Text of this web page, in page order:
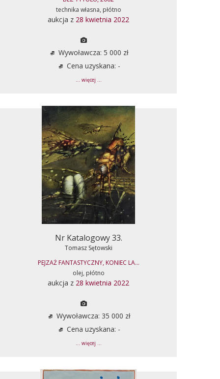
technika własna, płótno
aukcja z 28 kwietnia 2022
Wywoławcza: 5 000 zł
Cena uzyskana: -
... więcej ...
Nr Katalogowy 33.
Tomasz Sętowski
PEJZAŻ FANTASTYCZNY, KONIEC LA...
olej, płótno
aukcja z 28 kwietnia 2022
Wywoławcza: 35 000 zł
Cena uzyskana: -
... więcej ...